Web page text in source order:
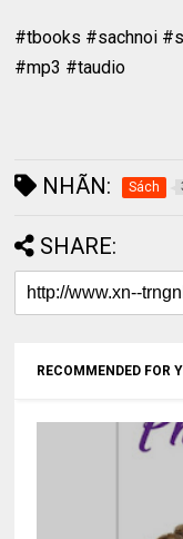
#tbooks #sachnoi
#mp3 #taudio
NHÃN: Sách
SHARE:
RECOMMENDED FOR